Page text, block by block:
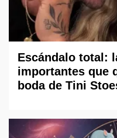
Escándalo total:
importantes que
boda de Tini